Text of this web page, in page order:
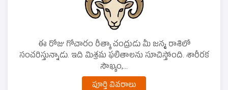
ఈ రోజు గోచారం రీత్యా చంద్రుడు మీ జన్మ రాశిలో
సంచరిస్తున్నాడు. ఇది మిశ్రమ ఫలితాలను సూచిస్తోంది. శారీరక
సౌఖ్యం,...
పూర్తి వివరాలు